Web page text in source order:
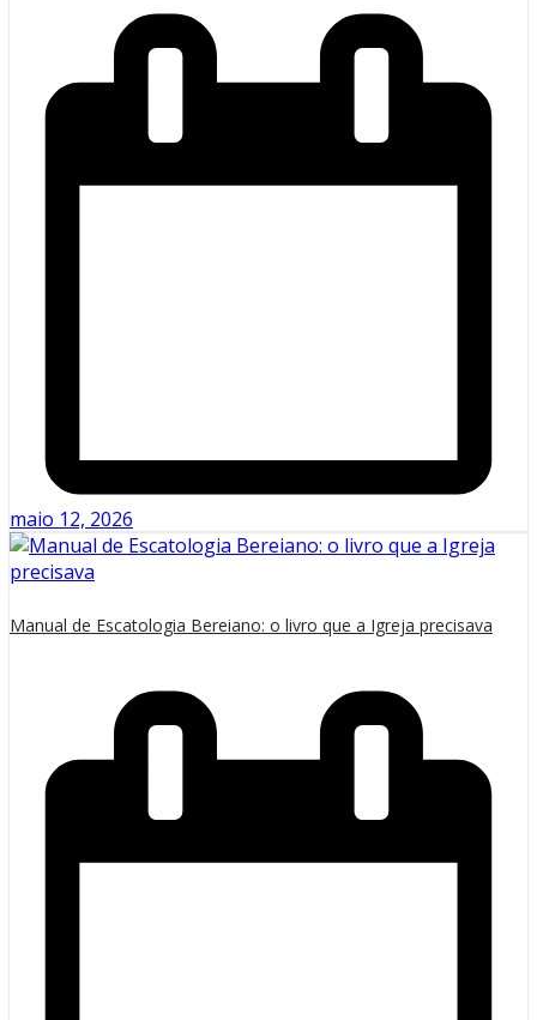
maio 12, 2026
Manual de Escatologia Bereiano: o livro que a Igreja precisava